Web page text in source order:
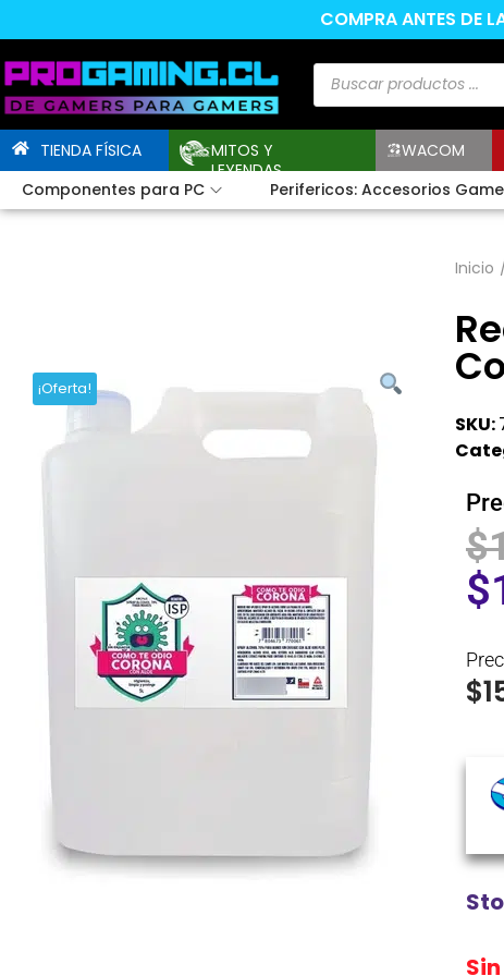
COMPRA ANTES DE
TIENDA FÍSICA
MITOS Y
LEYENDAS
WACOM
Componentes para PC
Perifericos: Accesorios
¡Oferta!
Inicio
SKU:
$
$
$